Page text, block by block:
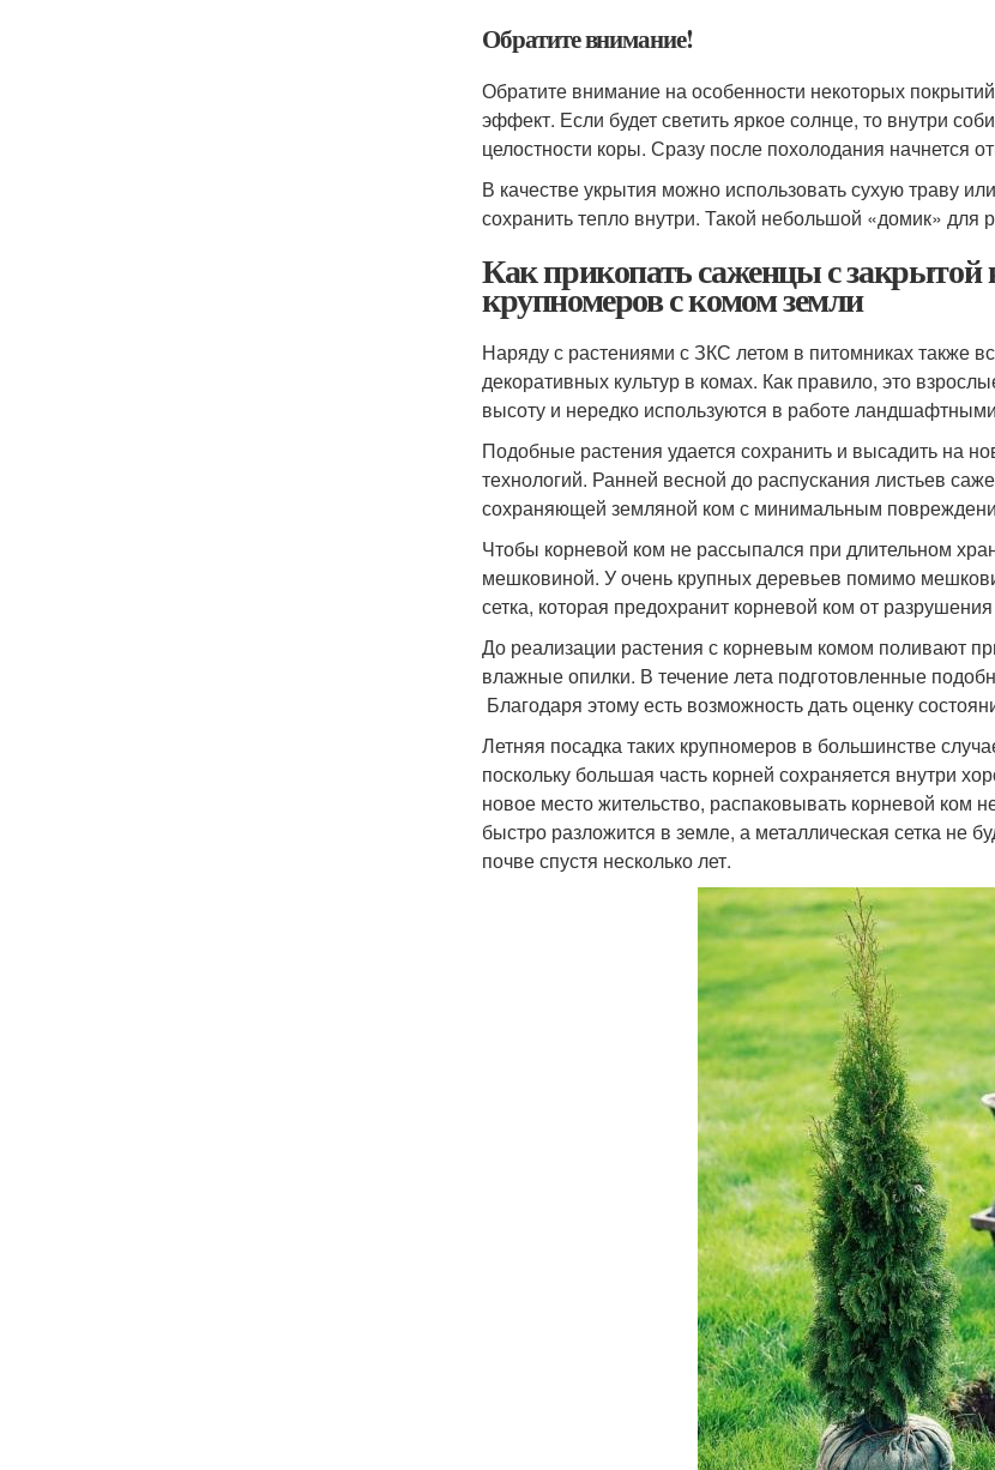
Обратите внимание!
Обратите внимание на особенности некоторых
эффект. Если будет светить яркое солнце, то внутри
целостности коры. Сразу после похолодания начнется
В качестве укрытия можно использовать сухую траву
сохранить тепло внутри. Такой небольшой «домик» для
Как прикопать саженцы с закрытой
крупномеров с комом земли
Наряду с растениями с ЗКС летом в питомниках также
декоративных культур в комах. Как правило, это
высоту и нередко используются в работе
Подобные растения удается сохранить и высадить на
технологий. Ранней весной до распускания листьев
сохраняющей земляной ком с минимальным
Чтобы корневой ком не рассыпался при длительном
мешковиной. У очень крупных деревьев помимо
сетка, которая предохранит корневой ком от
До реализации растения с корневым комом поливают
влажные опилки. В течение лета подготовленные
Благодаря этому есть возможность дать оценку
Летняя посадка таких крупномеров в большинстве
поскольку большая часть корней сохраняется внутри
новое место жительство, распаковывать корневой
быстро разложится в земле, а металлическая сетка не
почве спустя несколько лет.